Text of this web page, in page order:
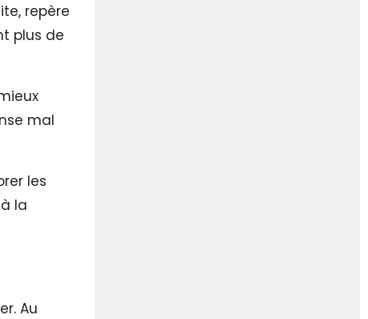
repère
plus de
mal
les
la
Au